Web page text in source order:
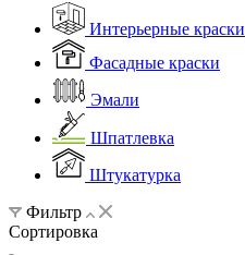
Интерьерные краски
Фасадные краски
Эмали
Шпатлевка
Штукатурка
Фильтр
Сортировка